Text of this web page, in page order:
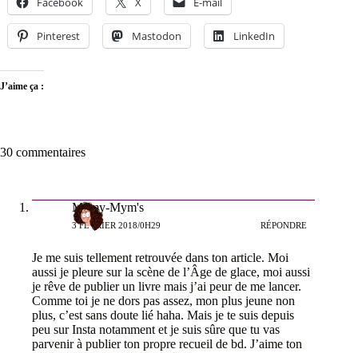
Pinterest Mastodon LinkedIn
J’aime ça :
30 commentaires
Mymy-Mym's
3 FÉVRIER 2018/0H29 RÉPONDRE
Je me suis tellement retrouvée dans ton article. Moi
aussi je pleure sur la scène de l’Âge de glace, moi aussi
je rêve de publier un livre mais j’ai peur de me lancer.
Comme toi je ne dors pas assez, mon plus jeune non
plus, c’est sans doute lié haha. Mais je te suis depuis
peu sur Insta notamment et je suis sûre que tu vas
parvenir à publier ton propre recueil de bd. J’aime ton